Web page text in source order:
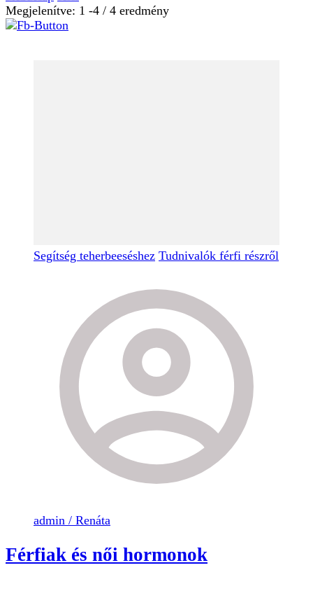
Megjelenítve: 1 -4 / 4 eredmény
Segítség teherbeeséshez Tudnivalók férfi részről
admin / Renáta
Férfiak és női hormonok